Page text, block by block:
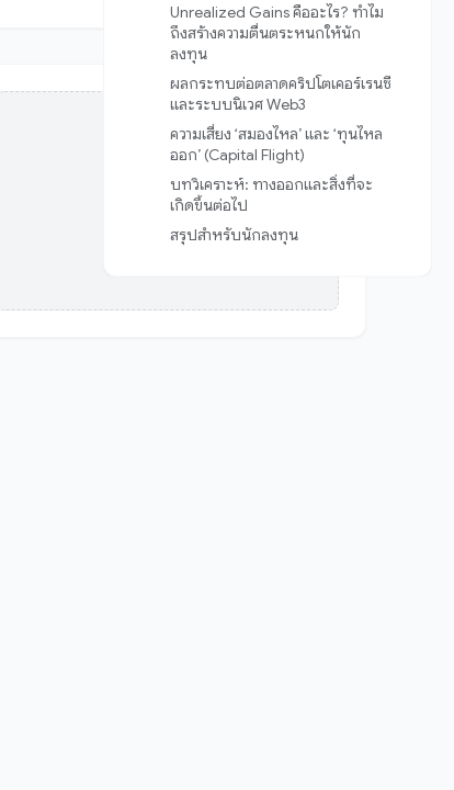
โฆษณา 300×250
Unrealized Gains คืออะไร? ทำไม
ถึงสร้างความตื่นตระหนกให้นัก
ลงทุน
ผลกระทบต่อตลาดคริปโตเคอร์เรนซี
และระบบนิเวศ Web3
ความเสี่ยง ‘สมองไหล’ และ ‘ทุนไหล
ออก’ (Capital Flight)
บทวิเคราะห์: ทางออกและสิ่งที่จะ
เกิดขึ้นต่อไป
สรุปสำหรับนักลงทุน